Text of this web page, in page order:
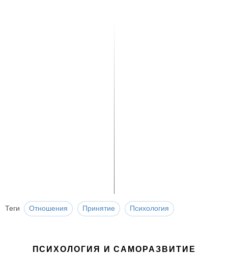
Теги Отношения Принятие Психология
ПСИХОЛОГИЯ И САМОРАЗВИТИЕ